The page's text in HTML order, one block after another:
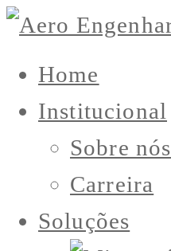
Home
Institucional
Sobre nós
Carreira
Soluções